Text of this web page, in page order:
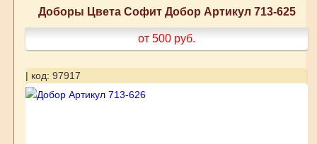
Доборы Цвета Софит Добор Артикул 713-625
от 500 руб.
| код: 97917